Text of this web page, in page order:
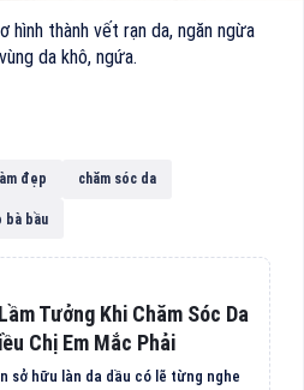
hình thành vết rạn da, ngăn ngừa
da khô, ngứa.
làm đẹp chăm sóc da
bà bầu
Tưởng Khi Chăm Sóc Da
Chị Em Mắc Phải
sở hữu làn da dầu có lẽ từng nghe